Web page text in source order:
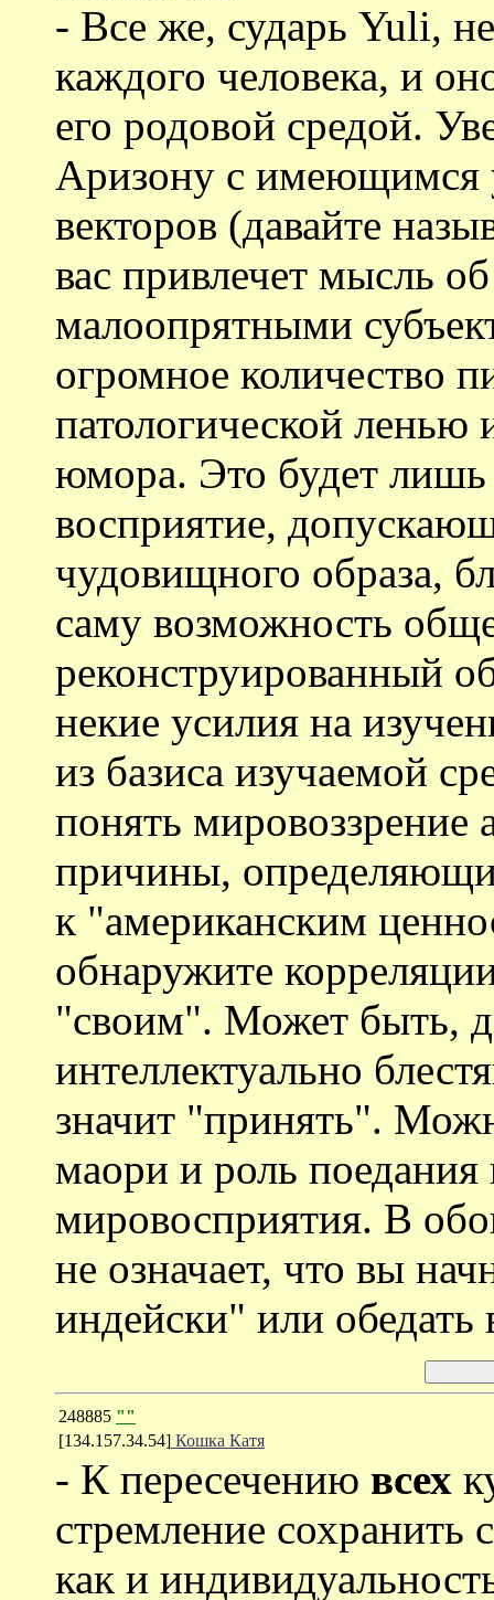
- Все же, сударь Yuli,
каждого человека, и
его родовой средой.
Аризону с имеющимся
векторов (давайте
вас привлечет мысль
малоопрятными
огромное количество
патологической
юмора. Это будет лишь
восприятие,
чудовищного образа,
саму возможность
реконструированный
некие усилия на
из базиса изучаемой
понять мировоззрение
причины,
к "американским
обнаружите
"своим". Может быть,
интеллектуально
значит "принять".
маори и роль поедания
мировосприятия. В
не означает, что вы
индейски" или
248885 ""
[134.157.34.54] Кошка Катя
- К пересечению всех
стремление сохранить
как и